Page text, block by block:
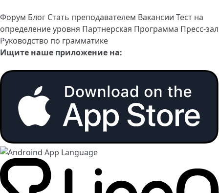
Форум Блог Стать преподавателем Вакансии Тест на
определение уровня Партнерская Программа Пресс-зал
Руководство по грамматике
Ищите наше приложение на: